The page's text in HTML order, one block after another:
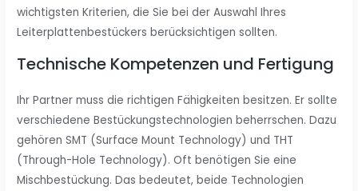
wichtigsten Kriterien, die Sie bei der Auswahl Ihres
Leiterplattenbestückers berücksichtigen sollten.
Technische Kompetenzen und Fertigung
Ihr Partner muss die richtigen Fähigkeiten besitzen. Er sollte
verschiedene Bestückungstechnologien beherrschen. Dazu
gehören SMT (Surface Mount Technology) und THT
(Through-Hole Technology). Oft benötigen Sie eine
Mischbestückung. Das bedeutet, beide Technologien